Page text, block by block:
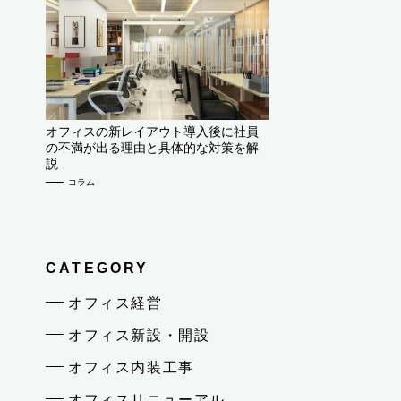
オフィスの新レイアウト導入後に社員
の不満が出る理由と具体的な対策を解
説
コラム
CATEGORY
オフィス経営
オフィス新設・開設
オフィス内装工事